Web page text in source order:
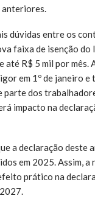
anteriores.
dúvidas entre os
faixa de isenção do
até R$ 5 mil por mês.
em 1º de janeiro e
parte dos
impacto na
a declaração deste
em 2025. Assim, a
prático na